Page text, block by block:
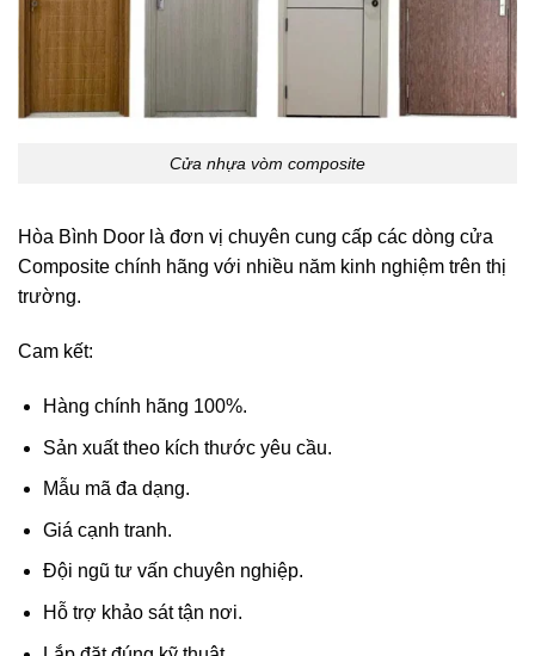
Cửa nhựa vòm composite
Hòa Bình Door là đơn vị chuyên cung cấp các dòng cửa
Composite chính hãng với nhiều năm kinh nghiệm trên thị
trường.
Cam kết:
Hàng chính hãng 100%.
Sản xuất theo kích thước yêu cầu.
Mẫu mã đa dạng.
Giá cạnh tranh.
Đội ngũ tư vấn chuyên nghiệp.
Hỗ trợ khảo sát tận nơi.